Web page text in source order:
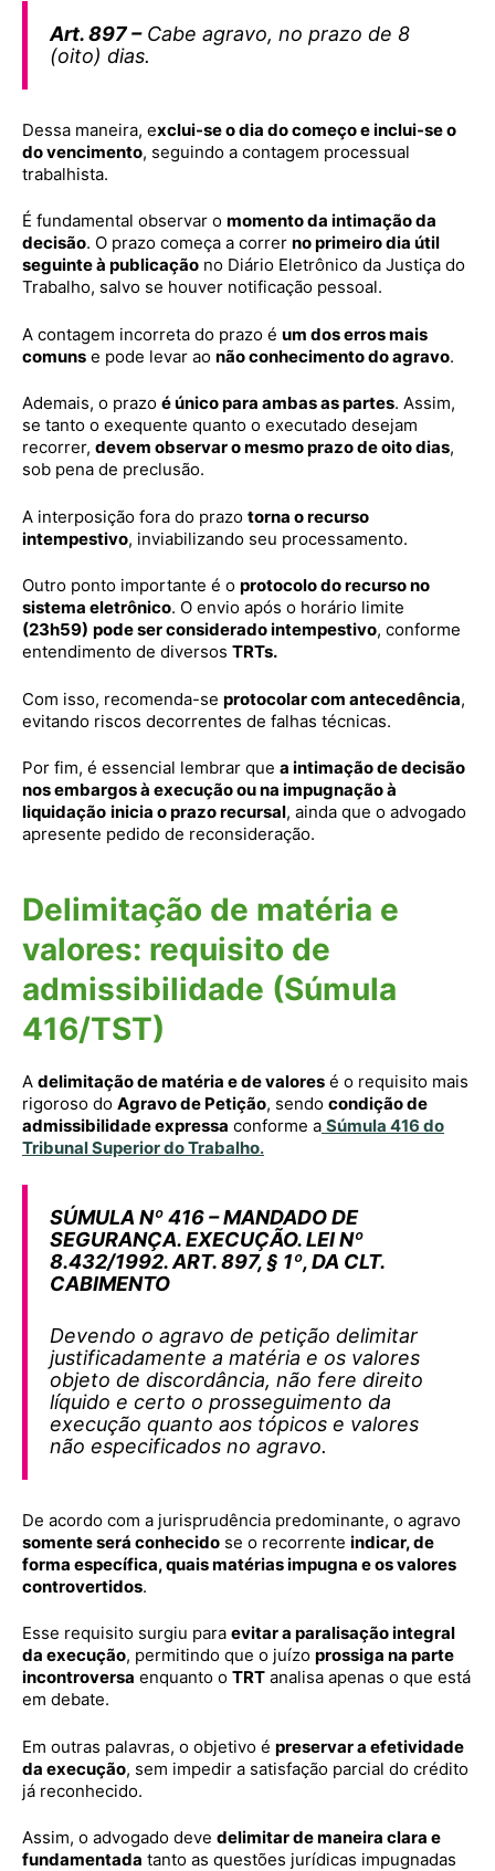
Art. 897 –Cabe agravo, no prazo de 8
(oito) dias.
Dessa maneira, exclui-se o dia do começo e inclui-se o
do vencimento, seguindo a contagem processual
trabalhista.
É fundamental observar o momento da intimação da
decisão. O prazo começa a correr no primeiro dia útil
seguinte à publicação no Diário Eletrônico da Justiça do
Trabalho, salvo se houver notificação pessoal.
A contagem incorreta do prazo é um dos erros mais
comuns e pode levar ao não conhecimento do agravo.
Ademais, o prazo é único para ambas as partes. Assim,
se tanto o exequente quanto o executado desejam
recorrer, devem observar o mesmo prazo de oito dias,
sob pena de preclusão.
A interposição fora do prazo torna o recurso
intempestivo, inviabilizando seu processamento.
Outro ponto importante é o protocolo do recurso no
sistema eletrônico. O envio após o horário limite
(23h59) pode ser considerado intempestivo, conforme
entendimento de diversos TRTs.
Com isso, recomenda-se protocolar com antecedência,
evitando riscos decorrentes de falhas técnicas.
Por fim, é essencial lembrar que a intimação de decisão
nos embargos à execução ou na impugnação à
liquidação inicia o prazo recursal, ainda que o advogado
apresente pedido de reconsideração.
Delimitação de matéria e
valores: requisito de
admissibilidade (Súmula
416/TST)
A delimitação de matéria e de valores é o requisito mais
rigoroso do Agravo de Petição, sendo condição de
admissibilidade expressa conforme a Súmula 416 do
Tribunal Superior do Trabalho.
SÚMULA Nº 416 – MANDADO DE
SEGURANÇA. EXECUÇÃO. LEI Nº
8.432/1992. ART. 897, § 1º, DA CLT.
CABIMENTO
Devendo o agravo de petição delimitar
justificadamente a matéria e os valores
objeto de discordância, não fere direito
líquido e certo o prosseguimento da
execução quanto aos tópicos e valores
não especificados no agravo.
De acordo com a jurisprudência predominante, o agravo
somente será conhecido se o recorrente indicar, de
forma específica, quais matérias impugna e os valores
controvertidos.
Esse requisito surgiu para evitar a paralisação integral
da execução, permitindo que o juízo prossiga na parte
incontroversa enquanto o TRT analisa apenas o que está
em debate.
Em outras palavras, o objetivo é preservar a efetividade
da execução, sem impedir a satisfação parcial do crédito
já reconhecido.
Assim, o advogado deve delimitar de maneira clara e
fundamentada tanto as questões jurídicas impugnadas